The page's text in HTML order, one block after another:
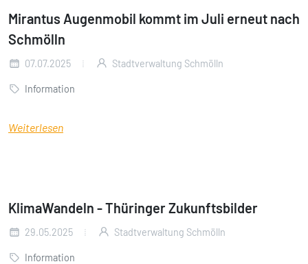
Mirantus Augenmobil kommt im Juli erneut nach
Schmölln
07.07.2025 Stadtverwaltung Schmölln
Information
Weiterlesen
KlimaWandeln - Thüringer Zukunftsbilder
29.05.2025 Stadtverwaltung Schmölln
Information